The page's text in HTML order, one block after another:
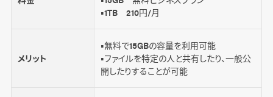
■1TB 210円/月
メリット
■無料で15GBの容量を利用可能
■ファイルを特定の人と共有したり、一般公
開したりすることが可能